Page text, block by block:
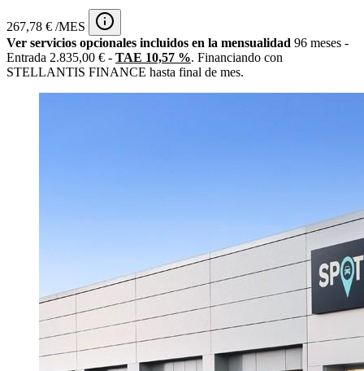
267,78 € /MES
Ver servicios opcionales incluidos en la mensualidad 96 meses -
Entrada 2.835,00 € - TAE 10,57 %. Financiando con
STELLANTIS FINANCE hasta final de mes.